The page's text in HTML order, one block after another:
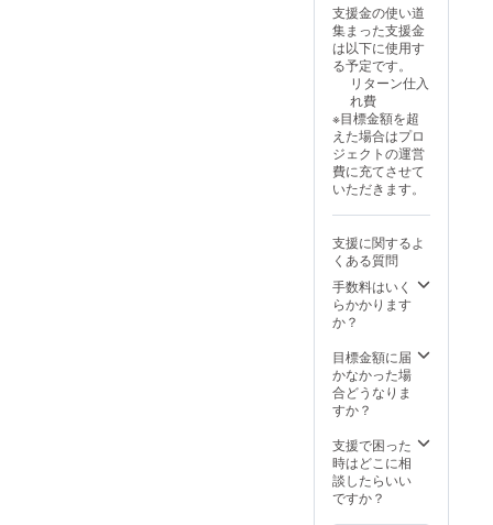
支援金の使い道
集まった支援金
は以下に使用す
る予定です。
リターン仕入
れ費
※目標金額を超
えた場合はプロ
ジェクトの運営
費に充てさせて
いただきます。
支援に関するよ
くある質問
手数料はいく
らかかります
か？
目標金額に届
かなかった場
合どうなりま
すか？
支援で困った
時はどこに相
談したらいい
ですか？